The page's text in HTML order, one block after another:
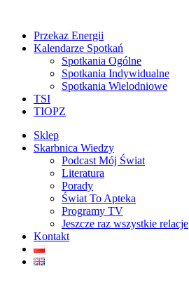
Przekaz Energii
Kalendarze Spotkań
Spotkania Ogólne
Spotkania Indywidualne
Spotkania Wielodniowe
TSI
TIOPZ
Sklep
Skarbnica Wiedzy
Podcast Mój Świat
Literatura
Porady
Świat To Apteka
Programy TV
Jeszcze raz wszystkie relacje
Kontakt